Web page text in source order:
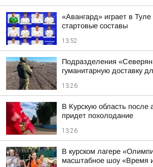
«Авангард» играет в
стартовые составы
13:52
Подразделения
гуманитарную доставку
13:26
В Курскую область
придет похолодание
13:26
В курском лагере
масштабное шоу «Время